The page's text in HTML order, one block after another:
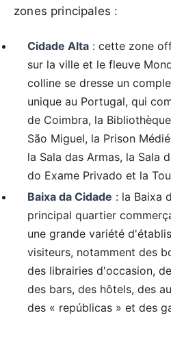
zones principales :
Cidade Alta : cette zone
sur la ville et le fleuve
colline se dresse un
unique au Portugal, qui
de Coimbra, la
São Miguel, la Prison
la Sala das Armas, la Sala
do Exame Privado et la
Baixa da Cidade : la Baixa
principal quartier
une grande variété
visiteurs, notamment des
des librairies d'occasion,
des bars, des hôtels, des
des « repúblicas » et des